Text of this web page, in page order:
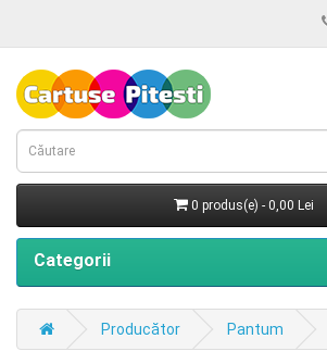
0 produs(e) - 0,00 Lei
Categorii
Producător Pantum